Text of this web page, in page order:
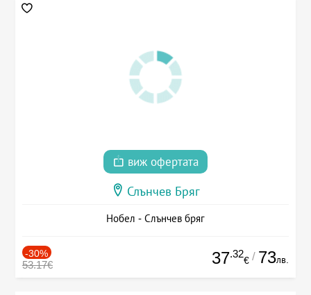
виж офертата
Слънчев Бряг
Нобел - Слънчев бряг
-30%
53.17€ 37.32
€ / 73лв.